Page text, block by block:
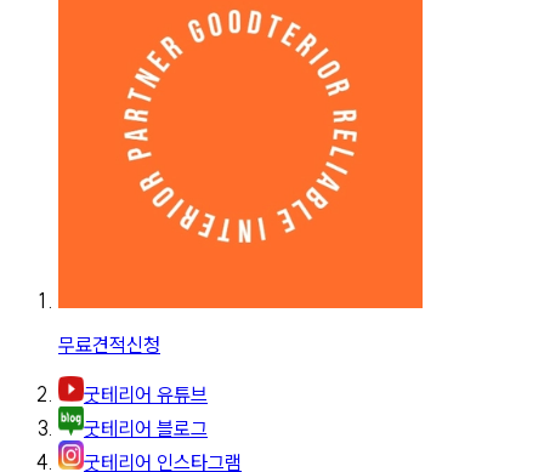
무료견적신청
굿테리어 유튜브
굿테리어 블로그
굿테리어 인스타그램